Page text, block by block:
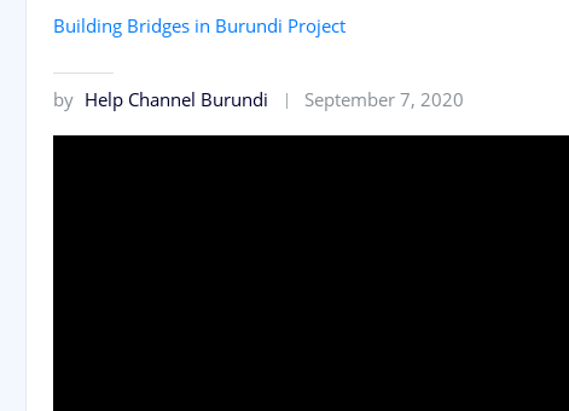
Building Bridges in Burundi Project
by Help Channel Burundi September 7, 2020